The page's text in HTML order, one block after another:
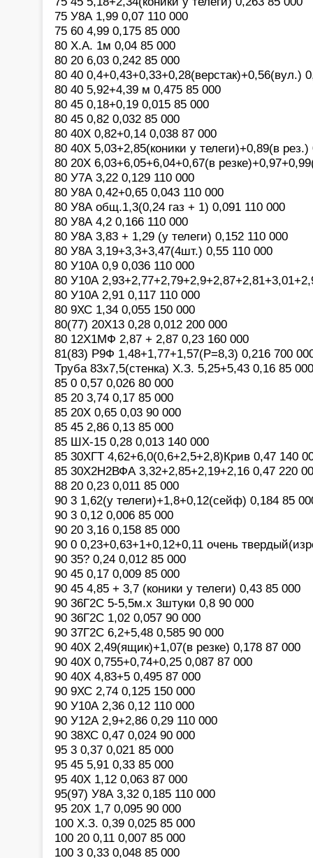
75 У8А 1,99 0,07 110 000
75 60 4,99 0,175 85 000
80 Х.А. 1м 0,04 85 000
80 20 6,03 0,242 85 000
80 40 0,4+0,43+0,33+0,28(верстак)+0,56(вул.)
80 40 5,92+4,39 м 0,475 85 000
80 45 0,18+0,19 0,015 85 000
80 45 0,82 0,032 85 000
80 40Х 0,82+0,14 0,038 87 000
80 40Х 5,03+2,85(коники у телеги)+0,89(в
80 20Х 6,03+6,05+6,04+0,67(в
80 У7А 3,22 0,129 110 000
80 У8А 0,42+0,65 0,043 110 000
80 У8А общ.1,3(0,24 газ + 1) 0,091 110 000
80 У8А 4,2 0,166 110 000
80 У8А 3,83 + 1,29 (у телеги) 0,152 110 000
80 У8А 3,19+3,3+3,47(4шт.) 0,55 110 000
80 У10А 0,9 0,036 110 000
80 У10А
80 У10А 2,91 0,117 110 000
80 9ХС 1,34 0,055 150 000
80(77) 20Х13 0,28 0,012 200 000
80 12Х1МФ 2,87 + 2,87 0,23 160 000
81(83) Р9Ф 1,48+1,77+1,57(Р=8,3) 0,216 700
Труба 83х7,5(стенка) Х.З. 5,25+5,43 0,16 85 000
85 0 0,57 0,026 80 000
85 20 3,74 0,17 85 000
85 20Х 0,65 0,03 90 000
85 45 2,86 0,13 85 000
85 ШХ-15 0,28 0,013 140 000
85 30ХГТ 4,62+6,0(0,6+2,5+2,8)Крив 0,47 140
85 30Х2Н2ВФА 3,32+2,85+2,19+2,16 0,47 220
88 20 0,23 0,011 85 000
90 3 1,62(у телеги)+1,8+0,12(сейф) 0,184 85
90 3 0,12 0,006 85 000
90 20 3,16 0,158 85 000
90 0 0,23+0,63+1+0,12+0,11 очень
90 35? 0,24 0,012 85 000
90 45 0,17 0,009 85 000
90 45 4,85 + 3,7 (коники у телеги) 0,43 85 000
90 36Г2С 5-5,5м.х 3штуки 0,8 90 000
90 36Г2С 1,02 0,057 90 000
90 37Г2С 6,2+5,48 0,585 90 000
90 40Х 2,49(ящик)+1,07(в резке) 0,178 87 000
90 40Х 0,755+0,74+0,25 0,087 87 000
90 40Х 4,83+5 0,495 87 000
90 9ХС 2,74 0,125 150 000
90 У10А 2,36 0,12 110 000
90 У12А 2,9+2,86 0,29 110 000
90 38ХС 0,47 0,024 90 000
95 3 0,37 0,021 85 000
95 45 5,91 0,33 85 000
95 40Х 1,12 0,063 87 000
95(97) У8А 3,32 0,185 110 000
95 20Х 1,7 0,095 90 000
100 Х.З. 0,39 0,025 85 000
100 20 0,11 0,007 85 000
100 3 0,33 0,048 85 000